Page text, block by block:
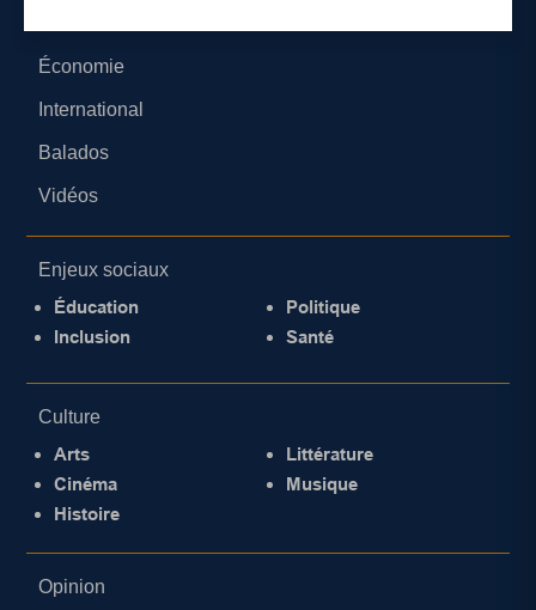
Économie
International
Balados
Vidéos
Enjeux sociaux
Éducation
Inclusion
Politique
Santé
Culture
Arts
Cinéma
Histoire
Littérature
Musique
Opinion